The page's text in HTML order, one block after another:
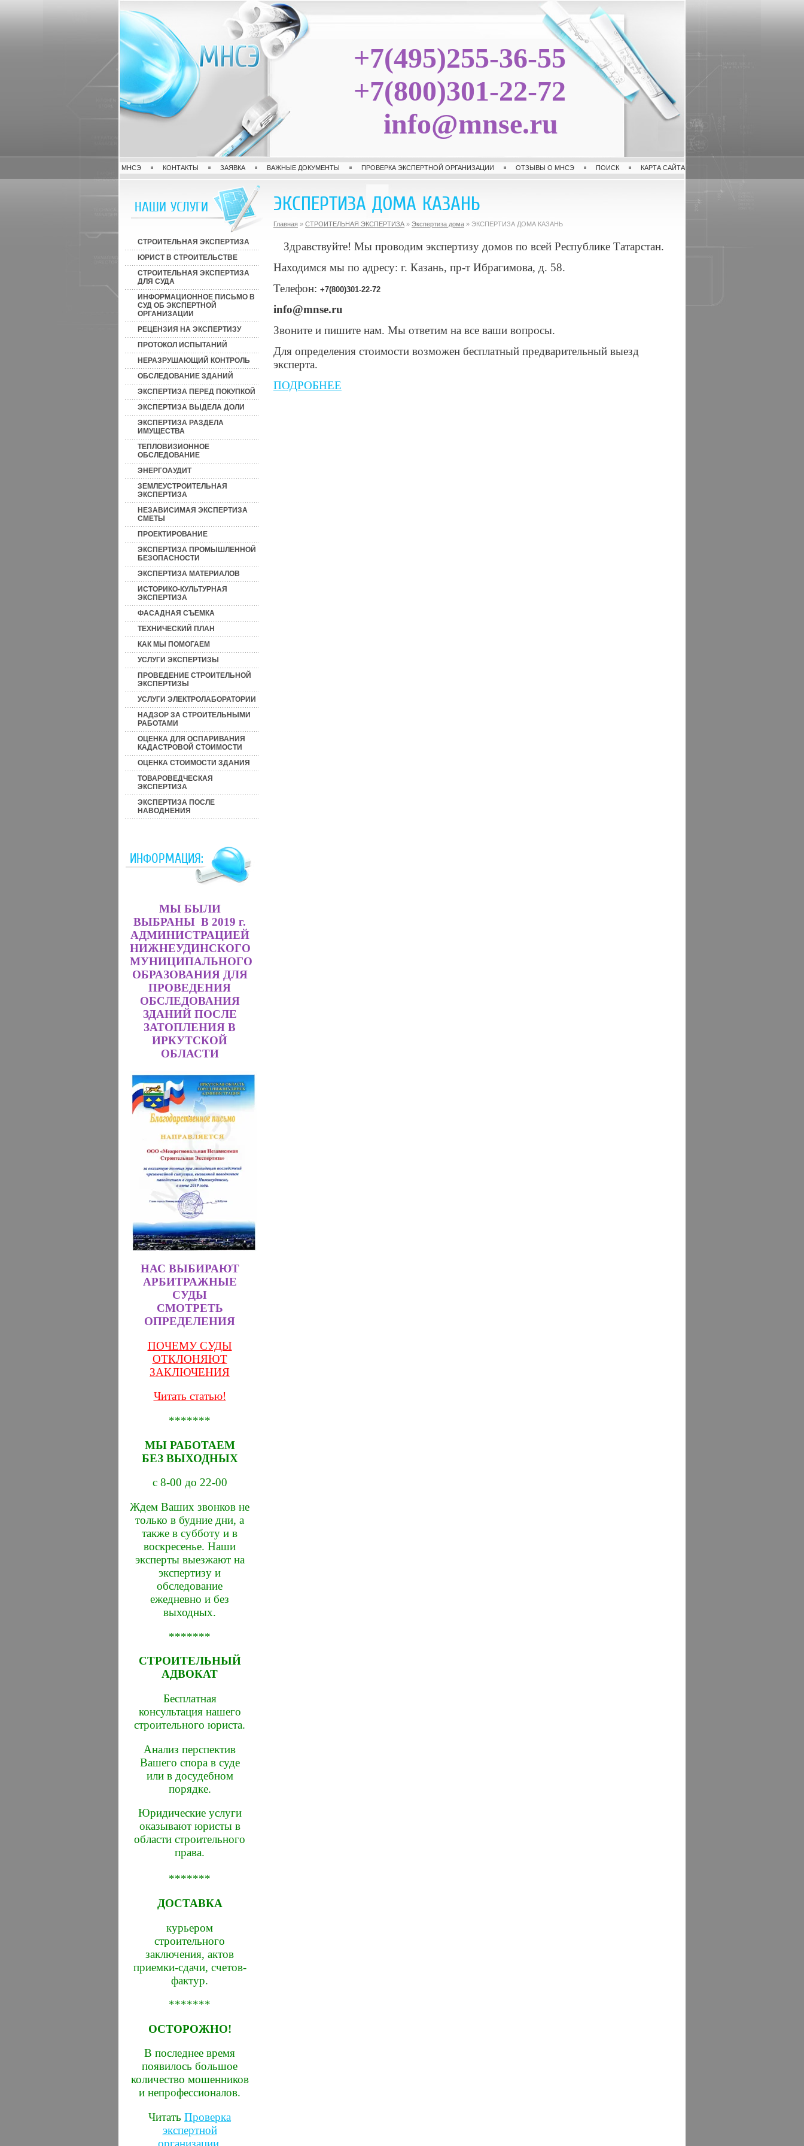
+7(495)255-36-55
+7(800)301-22-72
info@mnse.ru
МНСЭ КОНТАКТЫ ЗАЯВКА ВАЖНЫЕ ДОКУМЕНТЫ ПРОВЕРКА ЭКСПЕРТНОЙ ОРГАНИЗАЦИИ ОТЗЫВЫ О МНСЭ ПОИСК КАРТА САЙТА
НАШИ УСЛУГИ
СТРОИТЕЛЬНАЯ ЭКСПЕРТИЗА
ЮРИСТ В СТРОИТЕЛЬСТВЕ
СТРОИТЕЛЬНАЯ ЭКСПЕРТИЗА
ДЛЯ СУДА
ИНФОРМАЦИОННОЕ ПИСЬМО В
СУД ОБ ЭКСПЕРТНОЙ
ОРГАНИЗАЦИИ
РЕЦЕНЗИЯ НА ЭКСПЕРТИЗУ
ПРОТОКОЛ ИСПЫТАНИЙ
НЕРАЗРУШАЮЩИЙ КОНТРОЛЬ
ОБСЛЕДОВАНИЕ ЗДАНИЙ
ЭКСПЕРТИЗА ПЕРЕД ПОКУПКОЙ
ЭКСПЕРТИЗА ВЫДЕЛА ДОЛИ
ЭКСПЕРТИЗА РАЗДЕЛА
ИМУЩЕСТВА
ТЕПЛОВИЗИОННОЕ
ОБСЛЕДОВАНИЕ
ЭНЕРГОАУДИТ
ЗЕМЛЕУСТРОИТЕЛЬНАЯ
ЭКСПЕРТИЗА
НЕЗАВИСИМАЯ ЭКСПЕРТИЗА
СМЕТЫ
ПРОЕКТИРОВАНИЕ
ЭКСПЕРТИЗА ПРОМЫШЛЕННОЙ
БЕЗОПАСНОСТИ
ЭКСПЕРТИЗА МАТЕРИАЛОВ
ИСТОРИКО-КУЛЬТУРНАЯ
ЭКСПЕРТИЗА
ФАСАДНАЯ СЪЕМКА
ТЕХНИЧЕСКИЙ ПЛАН
КАК МЫ ПОМОГАЕМ
УСЛУГИ ЭКСПЕРТИЗЫ
ПРОВЕДЕНИЕ СТРОИТЕЛЬНОЙ
ЭКСПЕРТИЗЫ
УСЛУГИ ЭЛЕКТРОЛАБОРАТОРИИ
НАДЗОР ЗА СТРОИТЕЛЬНЫМИ
РАБОТАМИ
ОЦЕНКА ДЛЯ ОСПАРИВАНИЯ
КАДАСТРОВОЙ СТОИМОСТИ
ОЦЕНКА СТОИМОСТИ ЗДАНИЯ
ТОВАРОВЕДЧЕСКАЯ
ЭКСПЕРТИЗА
ЭКСПЕРТИЗА ПОСЛЕ
НАВОДНЕНИЯ
ИНФОРМАЦИЯ:
МЫ БЫЛИ
ВЫБРАНЫ В 2019 г.
АДМИНИСТРАЦИЕЙ
НИЖНЕУДИНСКОГО
МУНИЦИПАЛЬНОГО
ОБРАЗОВАНИЯ ДЛЯ
ПРОВЕДЕНИЯ
ОБСЛЕДОВАНИЯ
ЗДАНИЙ ПОСЛЕ
ЗАТОПЛЕНИЯ В
ИРКУТСКОЙ
ОБЛАСТИ
НАС ВЫБИРАЮТ
АРБИТРАЖНЫЕ
СУДЫ
СМОТРЕТЬ
ОПРЕДЕЛЕНИЯ
ПОЧЕМУ СУДЫ
ОТКЛОНЯЮТ
ЗАКЛЮЧЕНИЯ
Читать статью!
*******
МЫ РАБОТАЕМ
БЕЗ ВЫХОДНЫХ
с 8-00 до 22-00
Ждем Ваших звонков не
только в будние дни, а
также в субботу и в
воскресенье. Наши
эксперты выезжают на
экспертизу и
обследование
ежедневно и без
выходных.
*******
СТРОИТЕЛЬНЫЙ
АДВОКАТ
Бесплатная
консультация нашего
строительного юриста.
Анализ перспектив
Вашего спора в суде
или в досудебном
порядке.
Юридические услуги
оказывают юристы в
области строительного
права.
*******
ДОСТАВКА
курьером
строительного
заключения, актов
приемки-сдачи, счетов-
фактур.
*******
ОСТОРОЖНО!
В последнее время
появилось большое
количество мошенников
и непрофессионалов.
Читать Проверка
экспертной
организации.
ЭКСПЕРТИЗА ДОМА КАЗАНЬ
Главная » СТРОИТЕЛЬНАЯ ЭКСПЕРТИЗА » Экспертиза дома » ЭКСПЕРТИЗА ДОМА КАЗАНЬ
Здравствуйте! Мы проводим экспертизу домов по всей Республике Татарстан.
Находимся мы по адресу: г. Казань, пр-т Ибрагимова, д. 58.
Телефон: +7(800)301-22-72
info@mnse.ru
Звоните и пишите нам. Мы ответим на все ваши вопросы.
Для определения стоимости возможен бесплатный предварительный выезд
эксперта.
ПОДРОБНЕЕ